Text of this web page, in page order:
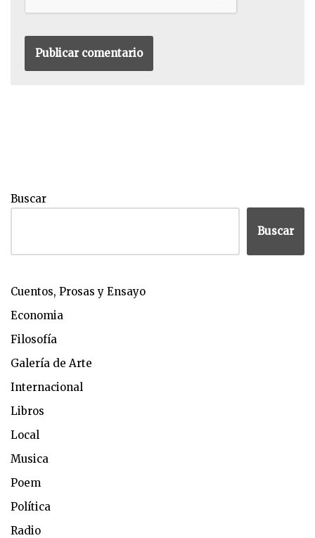
Buscar
Buscar
Cuentos, Prosas y Ensayo
Economia
Filosofía
Galería de Arte
Internacional
Libros
Local
Musica
Poem
Política
Radio